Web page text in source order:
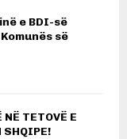
e BDI-së
së
NË TETOVË E
SHQIPE!